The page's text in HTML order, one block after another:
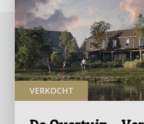
VERKOCHT